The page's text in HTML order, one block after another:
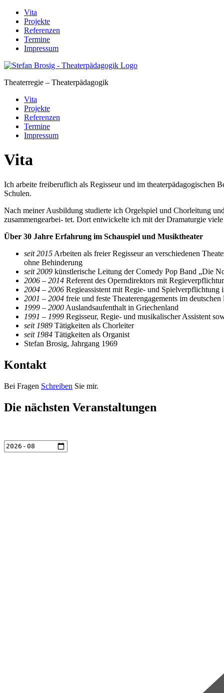
Skip
content
Vita
Projekte
Referenzen
Termine
Impressum
Theaterregie – Theaterpädagogik
Vita
Projekte
Referenzen
Termine
Impressum
Vita
Ich arbeite freiberuflich als Regisseur und im theaterpädagogischen
Schulen.
Nach meiner Ausbildung studierte ich Orgelspiel und Chorleitung
zusammengearbei- tet. Dort entwickelte ich mit der Dramaturgie
Über 30 Jahre Erfahrung im Schauspiel und Musiktheater
seit 2015 Arbeiten als freier Regisseur an verschiedenen
ohne Behinderung
seit 2009 künstlerische Leitung der Comedy Pop Band „Die
2006 – 2014 Referent des Operndirektors mit
2004 – 2006 Regieassistent mit Regie- und Spielverpflichtung
2001 – 2004 freie und feste Theaterengagements im
1999 – 2000 Auslandsaufenthalt in Griechenland
1991 – 1999 Regisseur, Regie- und musikalischer Assistent
seit 1989 Tätigkeiten als Chorleiter
seit 1984 Tätigkeiten als Organist
Stefan Brosig, Jahrgang 1969
Kontakt
Bei Fragen Schreiben Sie mir.
Die nächsten Veranstaltungen